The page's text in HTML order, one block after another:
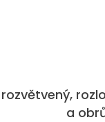
rozvětvený,
a